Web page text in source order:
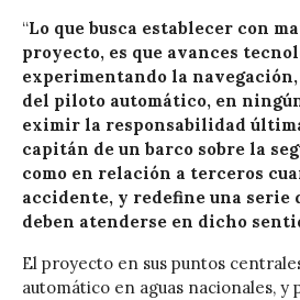
“Lo que busca establecer con
proyecto, es que avances
experimentando la navegación,
del piloto automático, en
eximir la responsabilidad
capitán de un barco sobre la
como en relación a terceros
accidente, y redefine una serie
deben atenderse en dicho
El proyecto en sus puntos
automático en aguas nacionales, y